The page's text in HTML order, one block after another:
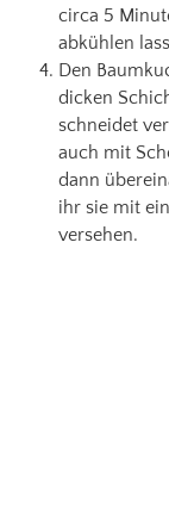
circa 5
abkühlen
Den
dicken
schneidet
auch mit
dann
ihr sie mit
versehen.